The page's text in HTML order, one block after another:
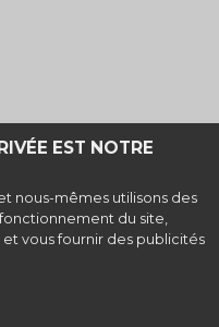
EST NOTRE
nous-mêmes utilisons des
du site,
vous fournir des publicités